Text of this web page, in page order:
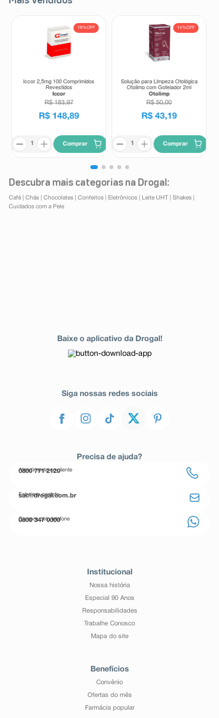
19%OFF
Iccor 2,5mg 100 Comprimidos
Revestidos
Iccor
R$ 183,97
R$ 148,89
Comprar
14%OFF
Solução para Limpeza Otológica
Otolimp com Gotejador 2ml
Otolimp
R$ 50,00
R$ 43,19
Comprar
Descubra mais categorias na Drogal:
Café| Chás| Chocolates| Confeitos| Eletrônicos| Leite UHT| Shakes|
Cuidados com a Pele
Baixe o aplicativo da Drogal!
Siga nossas redes sociais
Precisa de ajuda?
Atendimento ao cliente
0800 771 2120
Entre em contato
sac@drogal.com.br
Compre pelo telefone
0800 347 0000
Institucional
Nossa história
Especial 90 Anos
Responsabilidades
Trabalhe Conosco
Mapa do site
Benefícios
Convênio
Ofertas do mês
Farmácia popular